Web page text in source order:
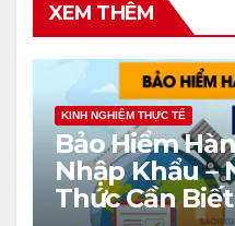
XEM THÊM
KINH NGHIỆM THỰC TẾ
Bảo Hiểm
Nhập Khẩu –
Thức Cần Biết